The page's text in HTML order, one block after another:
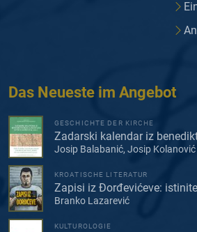
Das Neueste im Angebot
GESCHICHTE DER KIRCHE
Zadarski kalendar iz
Josip Balabanić, Josip Kolanović
KROATISCHE LITERATUR
Zapisi iz Đorđevićeve:
Branko Lazarević
KULTUROLOGIE